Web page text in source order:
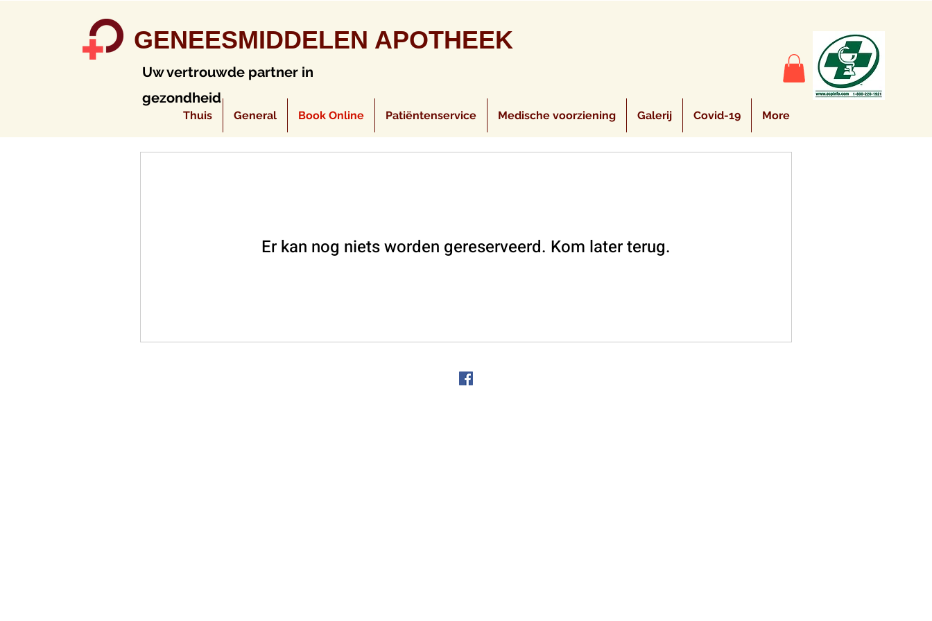
GENEESMIDDELEN APOTHEEK
Uw vertrouwde partner in
gezondheid
Thuis General Book Online Patiëntenservice Medische voorziening Galerij Covid-19 More
Er kan nog niets worden gereserveerd. Kom later terug.